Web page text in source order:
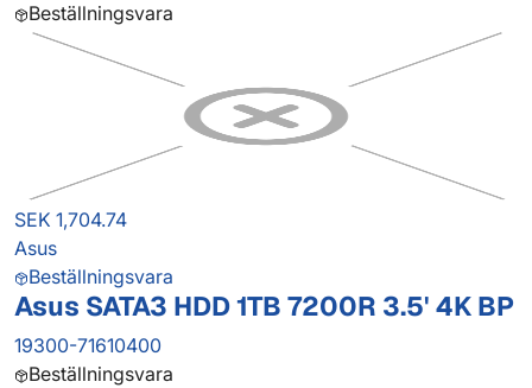
Beställningsvara
SEK 1,704.74
Asus
Beställningsvara
Asus SATA3 HDD 1TB 7200R 3.5' 4K BP
19300-71610400
Beställningsvara